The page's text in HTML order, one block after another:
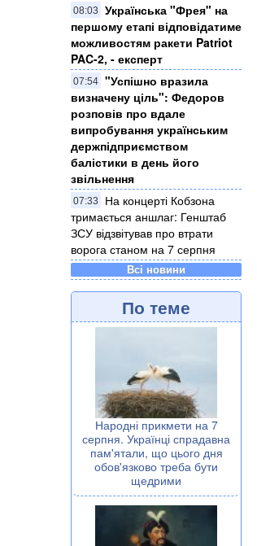
08:03
Українська "Фрея" на
першому етапі відповідатиме
можливостям ракети Patriot
PAC-2, - експерт
07:54 "Успішно вразила
визначену ціль": Федоров
розповів про вдале
випробування українським
держпідприємством
балістики в день його
звільнення
07:33
На концерті Кобзона
тримається аншлаг: Генштаб
ЗСУ відзвітував про втрати
ворога станом на 7 серпня
Всі новини
По теме
Народні прикмети на 7
серпня. Українці спрадавна
пам'ятали, що цього дня
обов'язково треба бути
щедрими